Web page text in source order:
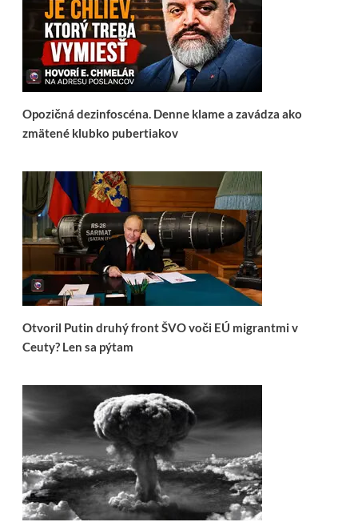
Opozičná dezinfoscéna. Denne klame a zavádza ako
zmätené klubko pubertiakov
Otvoril Putin druhý front ŠVO voči EÚ migrantmi v
Ceuty? Len sa pýtam